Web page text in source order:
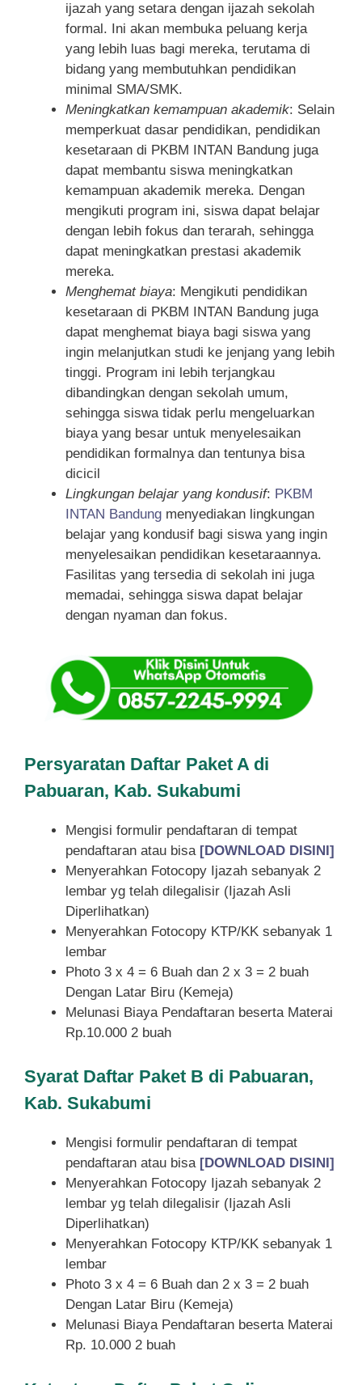
ijazah yang setara dengan ijazah sekolah
formal. Ini akan membuka peluang kerja
yang lebih luas bagi mereka, terutama di
bidang yang membutuhkan pendidikan
minimal SMA/SMK.
Meningkatkan kemampuan akademik: Selain
memperkuat dasar pendidikan, pendidikan
kesetaraan di PKBM INTAN Bandung juga
dapat membantu siswa meningkatkan
kemampuan akademik mereka. Dengan
mengikuti program ini, siswa dapat belajar
dengan lebih fokus dan terarah, sehingga
dapat meningkatkan prestasi akademik
mereka.
Menghemat biaya: Mengikuti pendidikan
kesetaraan di PKBM INTAN Bandung juga
dapat menghemat biaya bagi siswa yang
ingin melanjutkan studi ke jenjang yang lebih
tinggi. Program ini lebih terjangkau
dibandingkan dengan sekolah umum,
sehingga siswa tidak perlu mengeluarkan
biaya yang besar untuk menyelesaikan
pendidikan formalnya dan tentunya bisa
dicicil
Lingkungan belajar yang kondusif: PKBM
INTAN Bandung menyediakan lingkungan
belajar yang kondusif bagi siswa yang ingin
menyelesaikan pendidikan kesetaraannya.
Fasilitas yang tersedia di sekolah ini juga
memadai, sehingga siswa dapat belajar
dengan nyaman dan fokus.
Persyaratan Daftar Paket A di
Pabuaran, Kab. Sukabumi
Mengisi formulir pendaftaran di tempat
pendaftaran atau bisa [DOWNLOAD DISINI]
Menyerahkan Fotocopy Ijazah sebanyak 2
lembar yg telah dilegalisir (Ijazah Asli
Diperlihatkan)
Menyerahkan Fotocopy KTP/KK sebanyak 1
lembar
Photo 3 x 4 = 6 Buah dan 2 x 3 = 2 buah
Dengan Latar Biru (Kemeja)
Melunasi Biaya Pendaftaran beserta Materai
Rp.10.000 2 buah
Syarat Daftar Paket B di Pabuaran,
Kab. Sukabumi
Mengisi formulir pendaftaran di tempat
pendaftaran atau bisa [DOWNLOAD DISINI]
Menyerahkan Fotocopy Ijazah sebanyak 2
lembar yg telah dilegalisir (Ijazah Asli
Diperlihatkan)
Menyerahkan Fotocopy KTP/KK sebanyak 1
lembar
Photo 3 x 4 = 6 Buah dan 2 x 3 = 2 buah
Dengan Latar Biru (Kemeja)
Melunasi Biaya Pendaftaran beserta Materai
Rp. 10.000 2 buah